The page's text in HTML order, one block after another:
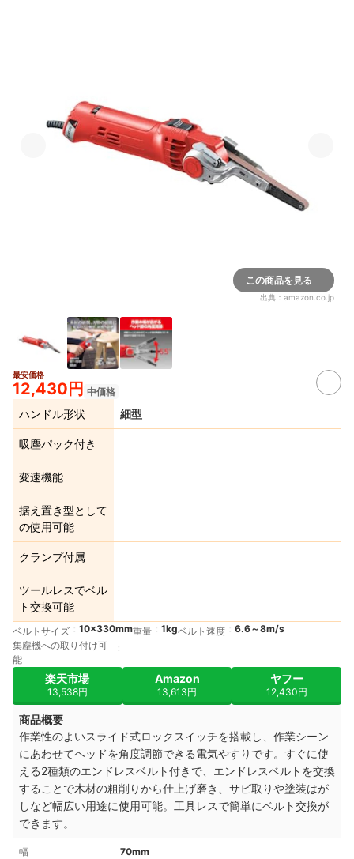
この商品を見る
出典： amazon.co.jp
最安価格
12,430円 中価格
ハンドル形状 細型
吸塵パック付き
変速機能
据え置き型として
の使用可能
クランプ付属
ツールレスでベル
ト交換可能
ベルトサイズ 10×330mm重量 1kgベルト速度
6.6～8m/s
集塵機への取り付け可
能
楽天市場
13,538円
Amazon
13,613円
ヤフー
12,430円
商品概要
作業性のよいスライド式ロックスイッチを搭載し、作業シーン
にあわせてヘッドを角度調節できる電気やすりです。すぐに使
える2種類のエンドレスベルト付きで、エンドレスベルトを交換
することで木材の粗削りから仕上げ磨き、サビ取りや塗装はが
しなど幅広い用途に使用可能。工具レスで簡単にベルト交換が
できます。
幅 70mm